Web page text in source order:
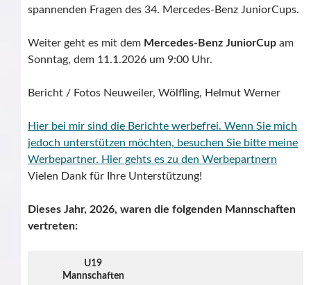
spannenden Fragen des 34. Mercedes-Benz JuniorCups.
Weiter geht es mit dem Mercedes-Benz JuniorCup am
Sonntag, dem 11.1.2026 um 9:00 Uhr.
Bericht / Fotos Neuweiler, Wölfling, Helmut Werner
Hier bei mir sind die Berichte werbefrei. Wenn Sie mich
jedoch unterstützen möchten, besuchen Sie bitte meine
Werbepartner. Hier gehts es zu den Werbepartnern
Vielen Dank für Ihre Unterstützung!
Dieses Jahr, 2026, waren die folgenden Mannschaften
vertreten:
U19
Mannschaften